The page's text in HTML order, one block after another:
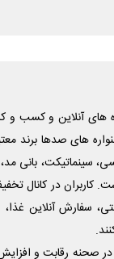
آنلاین و کسب و‌
های صدها برند
سینماتیکت، بانی مد،
کاربران در کانال
سفارش آنلاین غذا،
در صحنه رقابت و